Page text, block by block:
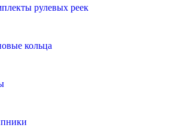
рулевых реек
кольца